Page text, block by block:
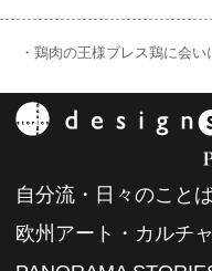
・鶏肉の王様ブレス鶏に会い
自分流・日々のこと
欧州アート・カルチ